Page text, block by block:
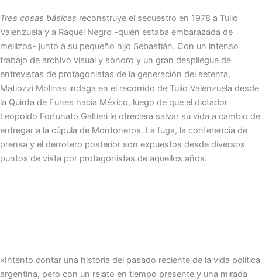
Tres cosas básicas reconstruye el secuestro en 1978 a Tulio
Valenzuela y a Raquel Negro -quien estaba embarazada de
mellizos- junto a su pequeño hijo Sebastián. Con un intenso
trabajo de archivo visual y sonoro y un gran despliegue de
entrevistas de protagonistas de la generación del setenta,
Matiozzi Molinas indaga en el recorrido de Tulio Valenzuela desde
la Quinta de Funes hacia México, luego de que el dictador
Leopoldo Fortunato Galtieri le ofreciera salvar su vida a cambio de
entregar a la cúpula de Montoneros. La fuga, la conferencia de
prensa y el derrotero posterior son expuestos desde diversos
puntos de vista por protagonistas de aquellos años.
«Intento contar una historia del pasado reciente de la vida política
argentina, pero con un relato en tiempo presente y una mirada